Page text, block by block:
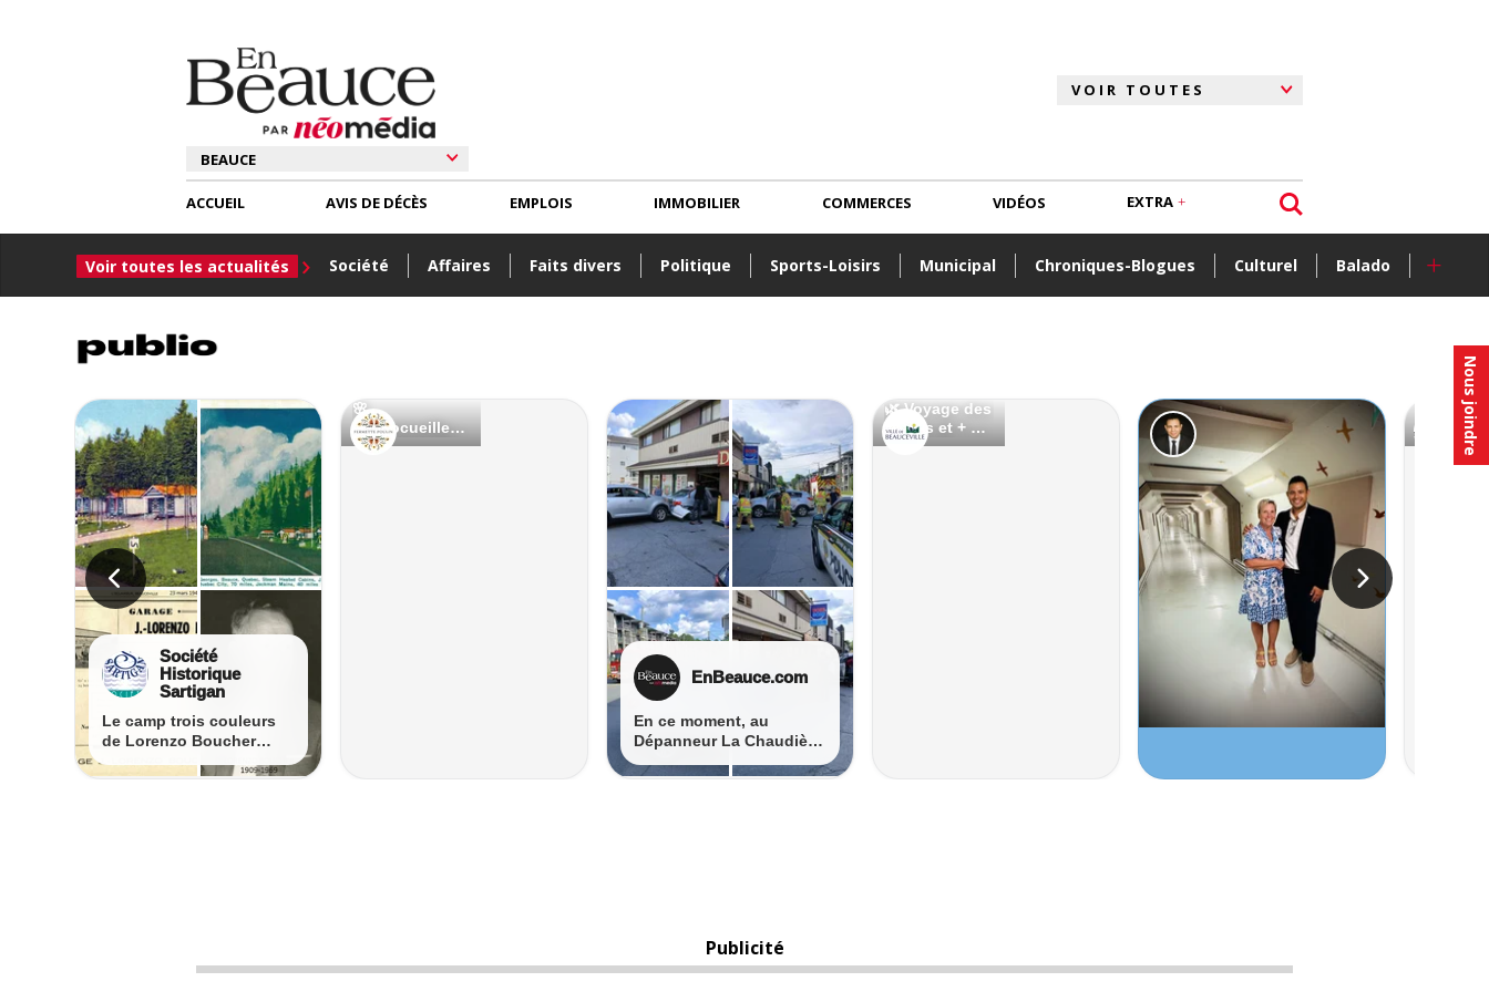
Nous joindre
ACCUEIL
Voir toutes les actualités Société Affaires Faits divers Politique Sports-Loisirs Municipal Chroniques-Blogues Culturel Balado +
AVIS DE DÉCÈS EMPLOIS IMMOBILIER COMMERCES VIDÉOS EXTRA
Publicité